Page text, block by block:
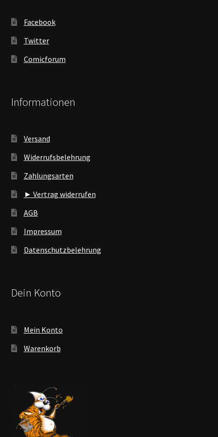
Facebook
Twitter
Comicforum
Informationen
Versand
Widerrufsbelehrung
Zahlungsarten
► Vertrag widerrufen
AGB
Impressum
Datenschutzbelehrung
Dein Konto
Mein Konto
Warenkorb